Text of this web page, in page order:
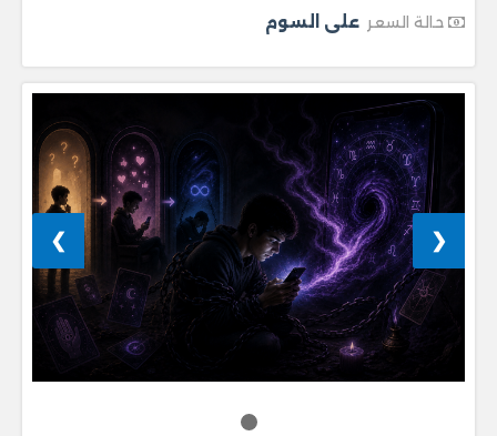
حالة السعر على السوم
❮
❯